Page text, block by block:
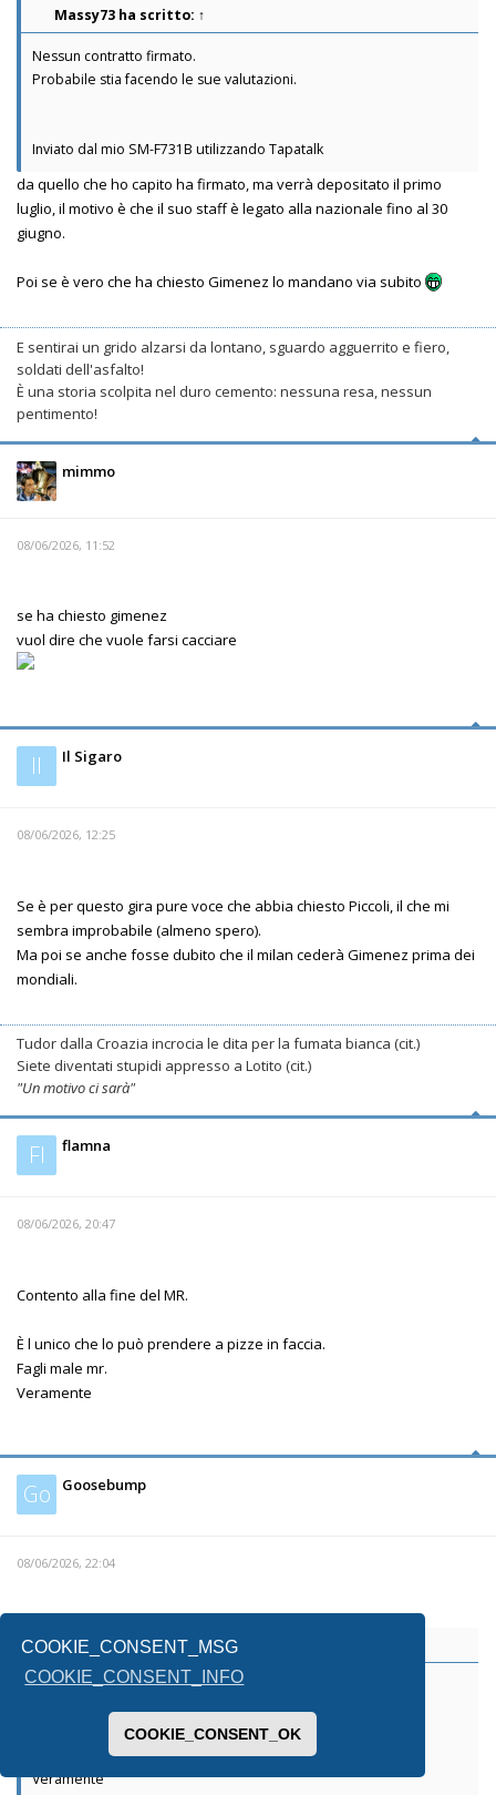
COOKIE_CONSENT_MSG
COOKIE_CONSENT_INFO
COOKIE_CONSENT_OK
Massy73 ha scritto: ↑
Nessun contratto firmato.
Probabile stia facendo le sue valutazioni.
Inviato dal mio SM-F731B utilizzando Tapatalk
da quello che ho capito ha firmato, ma verrà depositato il primo
luglio, il motivo è che il suo staff è legato alla nazionale fino al 30
giugno.
Poi se è vero che ha chiesto Gimenez lo mandano via subito
E sentirai un grido alzarsi da lontano, sguardo agguerrito e fiero,
soldati dell'asfalto!
È una storia scolpita nel duro cemento: nessuna resa, nessun
pentimento!
mimmo
08/06/2026, 11:52
se ha chiesto gimenez
vuol dire che vuole farsi cacciare
Il Il Sigaro
08/06/2026, 12:25
Se è per questo gira pure voce che abbia chiesto Piccoli, il che mi
sembra improbabile (almeno spero).
Ma poi se anche fosse dubito che il milan cederà Gimenez prima dei
mondiali.
Tudor dalla Croazia incrocia le dita per la fumata bianca (cit.)
Siete diventati stupidi appresso a Lotito (cit.)
"Un motivo ci sarà"
Fl flamna
08/06/2026, 20:47
Contento alla fine del MR.
È l unico che lo può prendere a pizze in faccia.
Fagli male mr.
Veramente
Go Goosebump
08/06/2026, 22:04
flamnaha scritto:↑
Contento alla fine del MR.
È l unico che lo può prendere a pizze in faccia.
Fagli male mr.
Veramente